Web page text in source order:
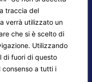
traccia del
verrà utilizzato un
che si è scelto di
Utilizzando
di fuori di questo
consenso a tutti i